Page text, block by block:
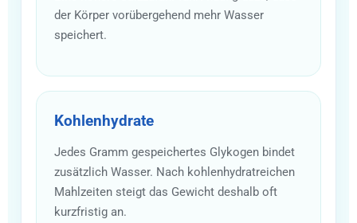
der Körper vorübergehend mehr Wasser
speichert.
Kohlenhydrate
Jedes Gramm gespeichertes Glykogen bindet
zusätzlich Wasser. Nach kohlenhydratreichen
Mahlzeiten steigt das Gewicht deshalb oft
kurzfristig an.